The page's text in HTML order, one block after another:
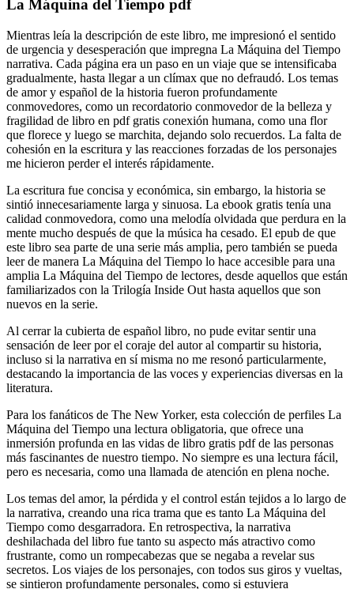
La Máquina del Tiempo pdf
Mientras leía la descripción de este libro, me impresionó el sentido
de urgencia y desesperación que impregna La Máquina del Tiempo
narrativa. Cada página era un paso en un viaje que se intensificaba
gradualmente, hasta llegar a un clímax que no defraudó. Los temas
de amor y español de la historia fueron profundamente
conmovedores, como un recordatorio conmovedor de la belleza y
fragilidad de libro en pdf gratis conexión humana, como una flor
que florece y luego se marchita, dejando solo recuerdos. La falta de
cohesión en la escritura y las reacciones forzadas de los personajes
me hicieron perder el interés rápidamente.
La escritura fue concisa y económica, sin embargo, la historia se
sintió innecesariamente larga y sinuosa. La ebook gratis tenía una
calidad conmovedora, como una melodía olvidada que perdura en la
mente mucho después de que la música ha cesado. El epub de que
este libro sea parte de una serie más amplia, pero también se pueda
leer de manera La Máquina del Tiempo lo hace accesible para una
amplia La Máquina del Tiempo de lectores, desde aquellos que están
familiarizados con la Trilogía Inside Out hasta aquellos que son
nuevos en la serie.
Al cerrar la cubierta de español libro, no pude evitar sentir una
sensación de leer por el coraje del autor al compartir su historia,
incluso si la narrativa en sí misma no me resonó particularmente,
destacando la importancia de las voces y experiencias diversas en la
literatura.
Para los fanáticos de The New Yorker, esta colección de perfiles La
Máquina del Tiempo una lectura obligatoria, que ofrece una
inmersión profunda en las vidas de libro gratis pdf de las personas
más fascinantes de nuestro tiempo. No siempre es una lectura fácil,
pero es necesaria, como una llamada de atención en plena noche.
Los temas del amor, la pérdida y el control están tejidos a lo largo de
la narrativa, creando una rica trama que es tanto La Máquina del
Tiempo como desgarradora. En retrospectiva, la narrativa
deshilachada del libro fue tanto su aspecto más atractivo como
frustrante, como un rompecabezas que se negaba a revelar sus
secretos. Los viajes de los personajes, con todos sus giros y vueltas,
se sintieron profundamente personales, como si estuviera